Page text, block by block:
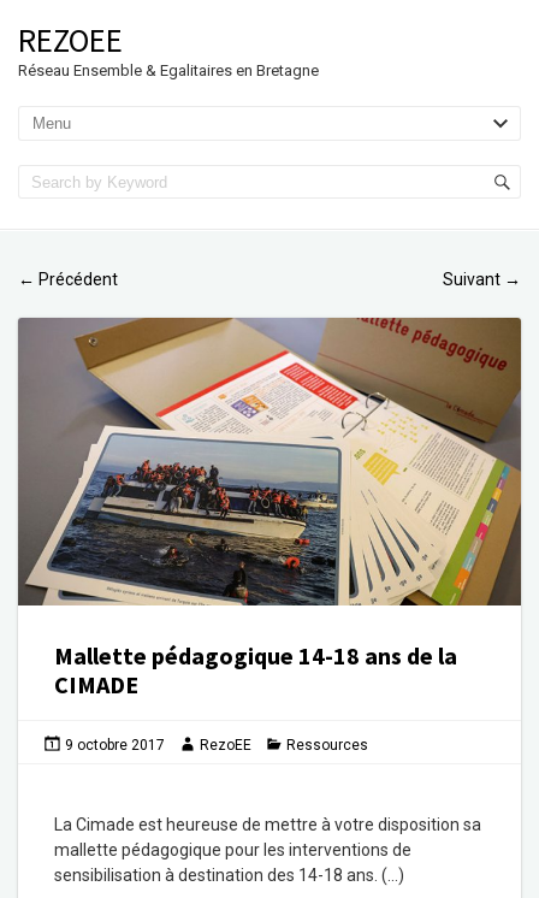
REZOEE
Réseau Ensemble & Egalitaires en Bretagne
← Précédent Suivant →
Mallette pédagogique 14-18 ans de la
CIMADE
9 octobre 2017 RezoEE Ressources
La Cimade est heureuse de mettre à votre disposition sa
mallette pédagogique pour les interventions de
sensibilisation à destination des 14-18 ans. (…)